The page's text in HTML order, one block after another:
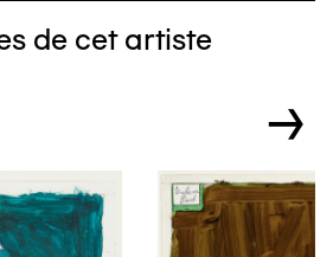
de cet artiste
→